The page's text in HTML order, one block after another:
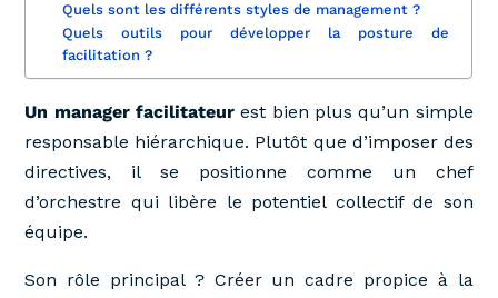
Quels sont les différents styles de management ?
Quels outils pour développer la posture de
facilitation ?
Un manager facilitateur est bien plus qu’un simple
responsable hiérarchique. Plutôt que d’imposer des
directives, il se positionne comme un chef
d’orchestre qui libère le potentiel collectif de son
équipe.
Son rôle principal ? Créer un cadre propice à la